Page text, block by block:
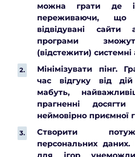
можна грати де
переживаючи, що
відвідувані сайти
програми
(відстежити) системні
Мінімізувати пінг.
час відгуку від
мабуть,
прагненні
неймовірно приємної
Створити
персональних